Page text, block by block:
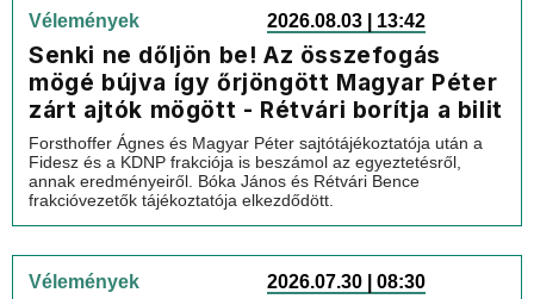
Vélemények 2026.08.03 | 13:42
Senki ne dőljön be! Az összefogás
mögé bújva így őrjöngött Magyar Péter
zárt ajtók mögött - Rétvári borítja a bilit
Forsthoffer Ágnes és Magyar Péter sajtótájékoztatója után a
Fidesz és a KDNP frakciója is beszámol az egyeztetésről,
annak eredményeiről. Bóka János és Rétvári Bence
frakcióvezetők tájékoztatója elkezdődött.
Vélemények 2026.07.30 | 08:30